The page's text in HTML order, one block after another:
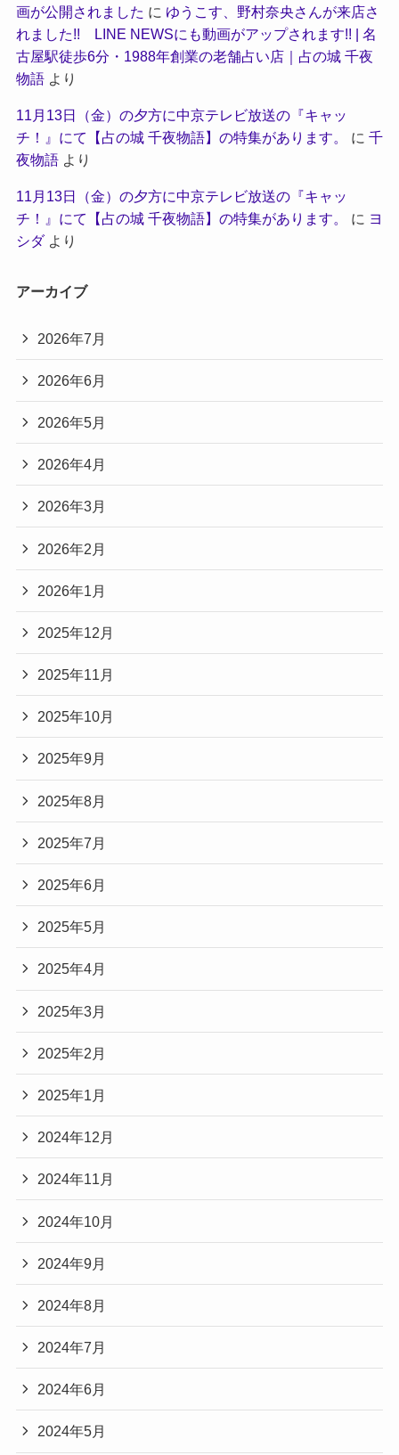
画が公開されました に ゆうこす、野村奈央さんが来店さ
れました!! LINE NEWSにも動画がアップされます!! | 名
古屋駅徒歩6分・1988年創業の老舗占い店｜占の城 千夜
物語より
11月13日（金）の夕方に中京テレビ放送の『キャッ
チ！』にて【占の城 千夜物語】の特集があります。
に 千
夜物語より
11月13日（金）の夕方に中京テレビ放送の『キャッ
チ！』にて【占の城 千夜物語】の特集があります。
に ヨ
シダより
アーカイブ
2026年7月
2026年6月
2026年5月
2026年4月
2026年3月
2026年2月
2026年1月
2025年12月
2025年11月
2025年10月
2025年9月
2025年8月
2025年7月
2025年6月
2025年5月
2025年4月
2025年3月
2025年2月
2025年1月
2024年12月
2024年11月
2024年10月
2024年9月
2024年8月
2024年7月
2024年6月
2024年5月